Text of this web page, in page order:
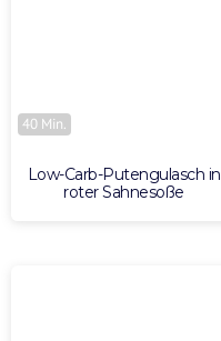
40 Min.
Low-Carb-Putengulasch in
roter Sahnesoße